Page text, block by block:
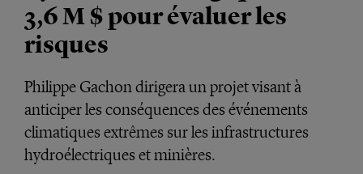
3,6 M $ pour évaluer les
risques
Philippe Gachon dirigera un projet visant à
anticiper les conséquences des événements
climatiques extrêmes sur les infrastructures
hydroélectriques et minières.